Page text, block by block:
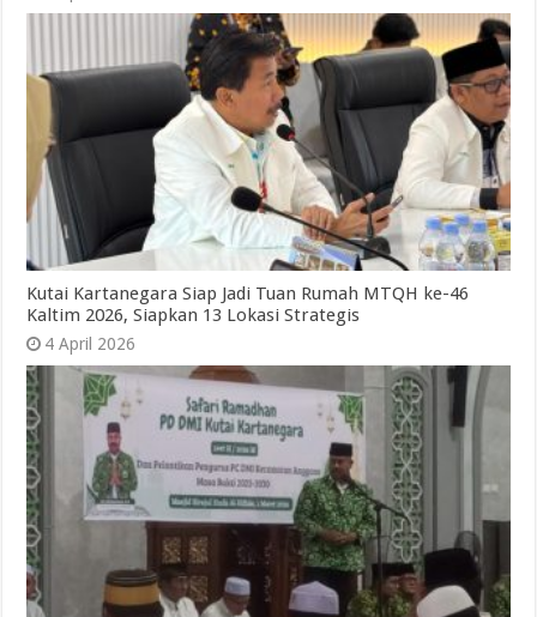
Kutai Kartanegara Siap Jadi Tuan Rumah MTQH ke-46
Kaltim 2026, Siapkan 13 Lokasi Strategis
4 April 2026